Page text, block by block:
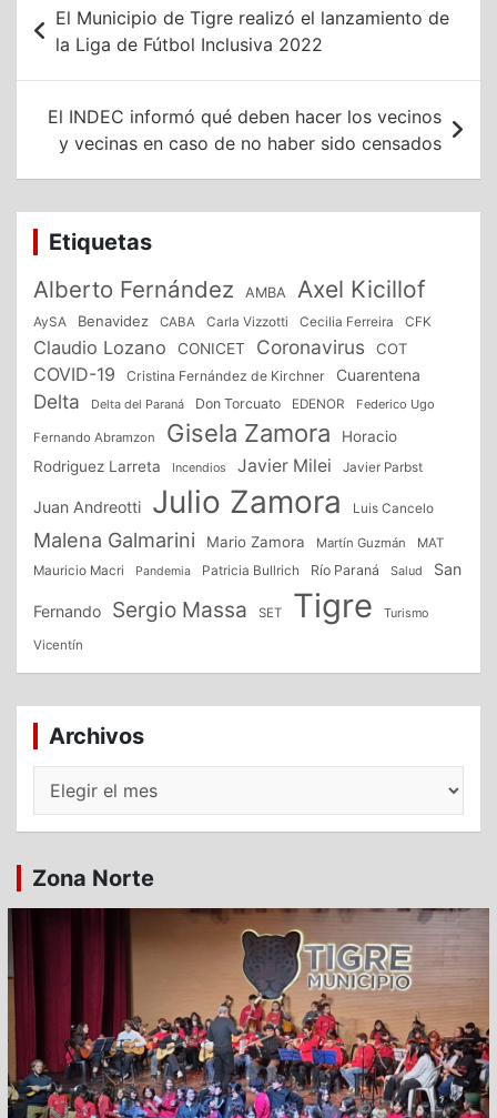
de
entradas
El Municipio de Tigre realizó el lanzamiento de
la Liga de Fútbol Inclusiva 2022
El INDEC informó qué deben hacer los vecinos
y vecinas en caso de no haber sido censados
Etiquetas
Alberto Fernández AMBA Axel Kicillof
AySA Benavidez CABA Carla Vizzotti Cecilia Ferreira CFK
Claudio Lozano CONICET Coronavirus COT
COVID-19 Cristina Fernández de Kirchner Cuarentena
Delta Delta del Paraná Don Torcuato EDENOR Federico Ugo
Fernando Abramzon Gisela Zamora
Horacio
Rodriguez Larreta
Incendios Javier Milei Javier Parbst
Juan Andreotti Julio Zamora Luis Cancelo
Malena Galmarini Mario Zamora Martín Guzmán
MAT
Mauricio Macri
Pandemia Patricia Bullrich Río Paraná Salud San
Fernando Sergio Massa SET Tigre Turismo
Vicentín
Archivos
Archivos
Zona Norte